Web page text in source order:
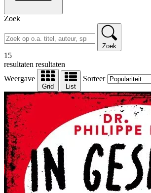
Zoek
Zoek
15
resultaten resultaten
Weergave
Grid List
Sorteer